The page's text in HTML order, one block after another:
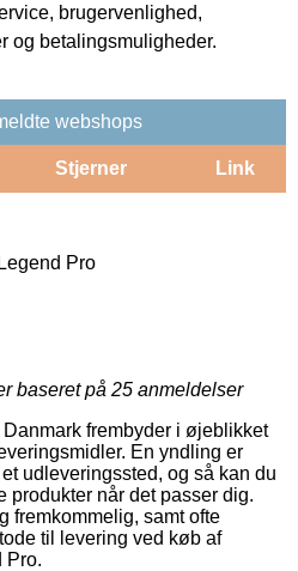
brugervenlighed,
og betalingsmuligheder.
webshops
Stjerner Link
Pro
baseret på 25 anmeldelser
frembyder i øjeblikket
En yndling er
udleveringssted, og så kan du
produkter når det passer dig.
fremkommelig, samt ofte
til levering ved køb af
Pro.